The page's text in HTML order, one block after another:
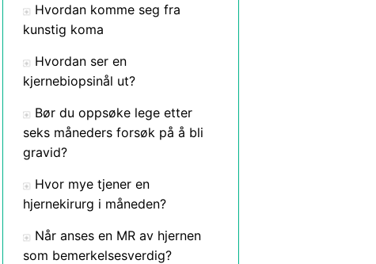
Hvordan komme seg fra
kunstig koma
Hvordan ser en
kjernebiopsinål ut?
Bør du oppsøke lege etter
seks måneders forsøk på å bli
gravid?
Hvor mye tjener en
hjernekirurg i måneden?
Når anses en MR av hjernen
som bemerkelsesverdig?